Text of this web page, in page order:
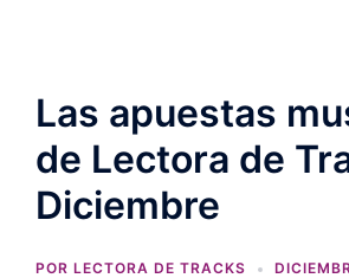
Las apuestas
de Lectora de
Diciembre
POR LECTORA DE TRACKS